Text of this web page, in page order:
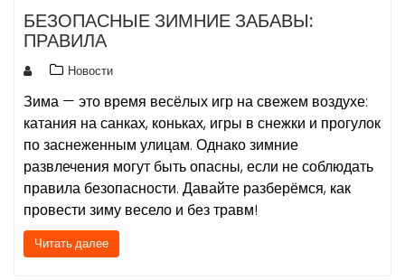
БЕЗОПАСНЫЕ ЗИМНИЕ ЗАБАВЫ:
ПРАВИЛА
Новости
Зима — это время весёлых игр на свежем воздухе:
катания на санках, коньках, игры в снежки и прогулок
по заснеженным улицам. Однако зимние
развлечения могут быть опасны, если не соблюдать
правила безопасности. Давайте разберёмся, как
провести зиму весело и без травм!
Читать далее